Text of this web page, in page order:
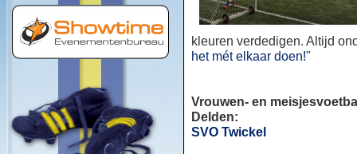
kleuren verdedigen. Altijd
het mét elkaar doen!"
Vrouwen- en
Delden:
SVO Twickel